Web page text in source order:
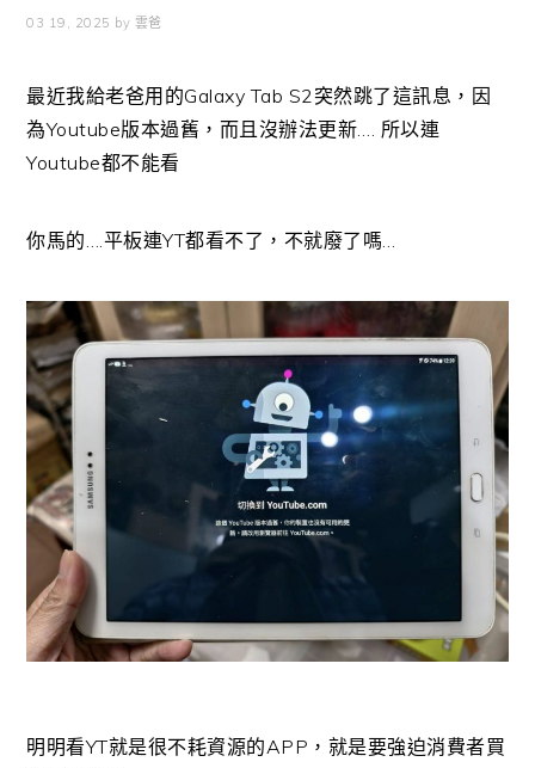
03 19, 2025 by 雲爸
最近我給老爸用的Galaxy Tab S2突然跳了這訊息，因
為Youtube版本過舊，而且沒辦法更新…. 所以連
Youtube都不能看
你馬的….平板連YT都看不了，不就廢了嗎…
明明看YT就是很不耗資源的APP，就是要強迫消費者買